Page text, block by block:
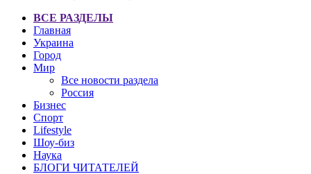
ВСЕ РАЗДЕЛЫ
Главная
Украина
Город
Мир
Все новости раздела
Россия
Бизнес
Спорт
Lifestyle
Шоу-биз
Наука
БЛОГИ ЧИТАТЕЛЕЙ